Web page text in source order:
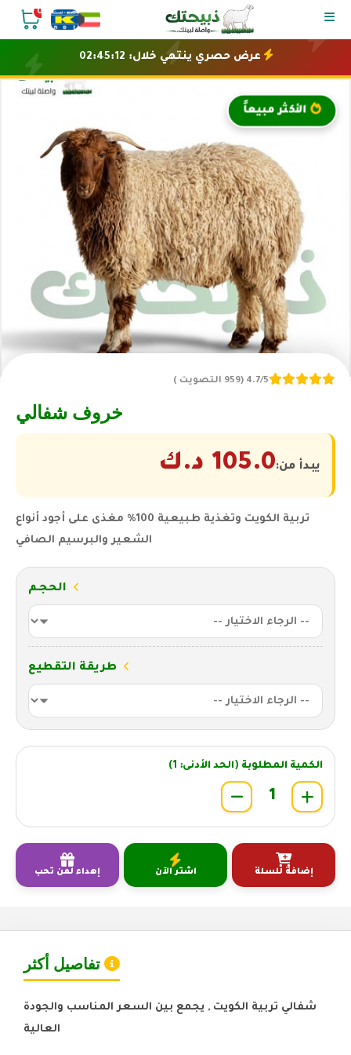
0
عرض حصري ينتهي خلال: 02:45:12
الأكثر مبيعاً
4.7/5 (959 التصويت )
خروف شفالي
يبدأ من:105.0 د.ك
تربية الكويت وتغذية طبيعية 100% مغذى على أجود أنواع
الشعير والبرسيم الصافي
الحجـم
طريقة التقطيع
الكمية المطلوبة (الحد الأدنى: 1)
إضافة للسلة اشتر الآن إهداء لمن تحب
تفاصيل أكثر
شفالي تربية الكويت , يجمع بين السعر المناسب والجودة
العالية